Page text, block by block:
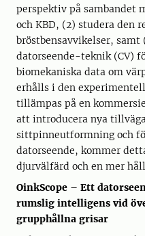
perspektiv på sambandet
och KBD, (2) studera den
bröstbensavvikelser,
datorseende-teknik (CV)
biomekaniska data om
erhålls i den
tillämpas på en
att introducera nya
sittpinneutformning och
datorseende, kommer
djurvälfärd och en mer
OinkScope – Ett
rumslig intelligens vid
grupphållna grisar